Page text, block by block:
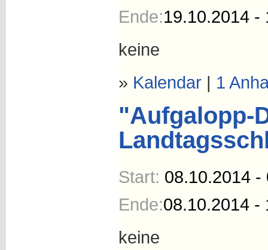
Ende:19.10.2014 -
keine
» Kalendar| 1
"Aufgalopp-
Start: 08.10.2014 -
Ende:08.10.2014 -
keine